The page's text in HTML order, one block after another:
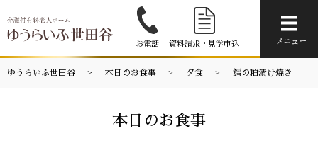
お電話 資料請求・見学申込 メニュー
ゆうらいふ世田谷 本日のお食事 夕食 鱈の粕漬け焼き
本日のお食事